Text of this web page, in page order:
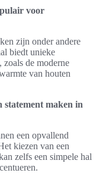
voor
zijn onder andere
biedt unieke
zoals de moderne
van houten
maken in
een opvallend
kiezen van een
zelfs een simpele hal